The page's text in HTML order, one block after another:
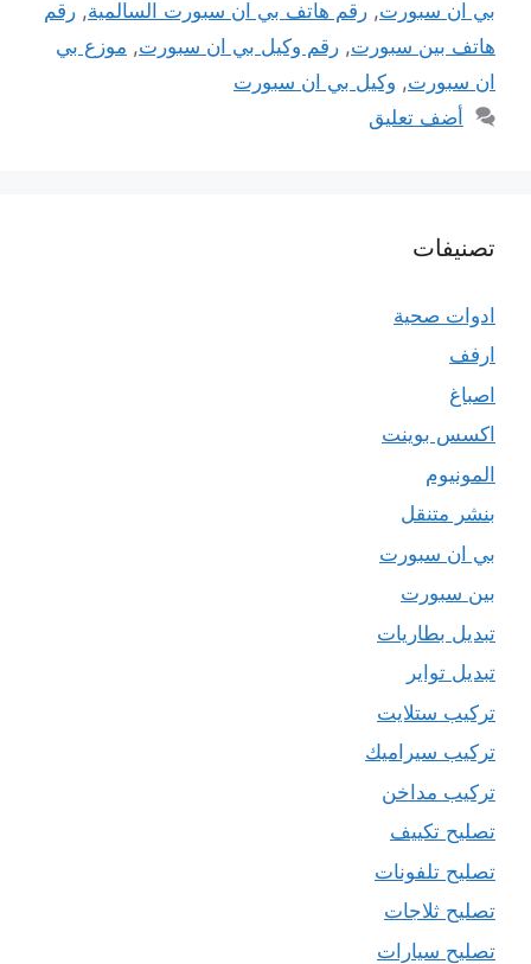
بي ان سبورت, رقم هاتف بي ان سبورت السالمية, رقم
هاتف بين سبورت, رقم وكيل بي ان سبورت, موزع بي
ان سبورت, وكيل بي ان سبورت
أضف تعليق
تصنيفات
ادوات صحية
ارفف
اصباغ
اكسس بوينت
المونيوم
بنشر متنقل
بي ان سبورت
بين سبورت
تبديل بطاريات
تبديل تواير
تركيب ستلايت
تركيب سيراميك
تركيب مداخن
تصليح تكييف
تصليح تلفونات
تصليح ثلاجات
تصليح سيارات